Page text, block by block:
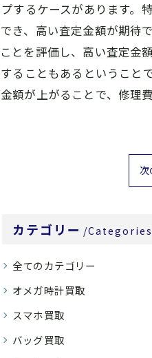
するケースがあります。
、高い査定金額が期待で
とを評価し、高い査定金
ることもあるということ
額が上がることで、修理
次
カテゴリー Categories
全てのカテゴリー
オメガ時計買取
スマホ買取
バッグ買取